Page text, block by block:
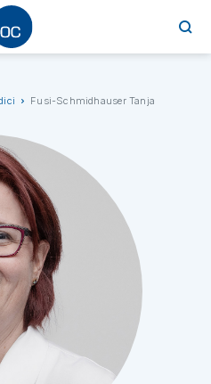
Fusi-Schmidhauser Tanja